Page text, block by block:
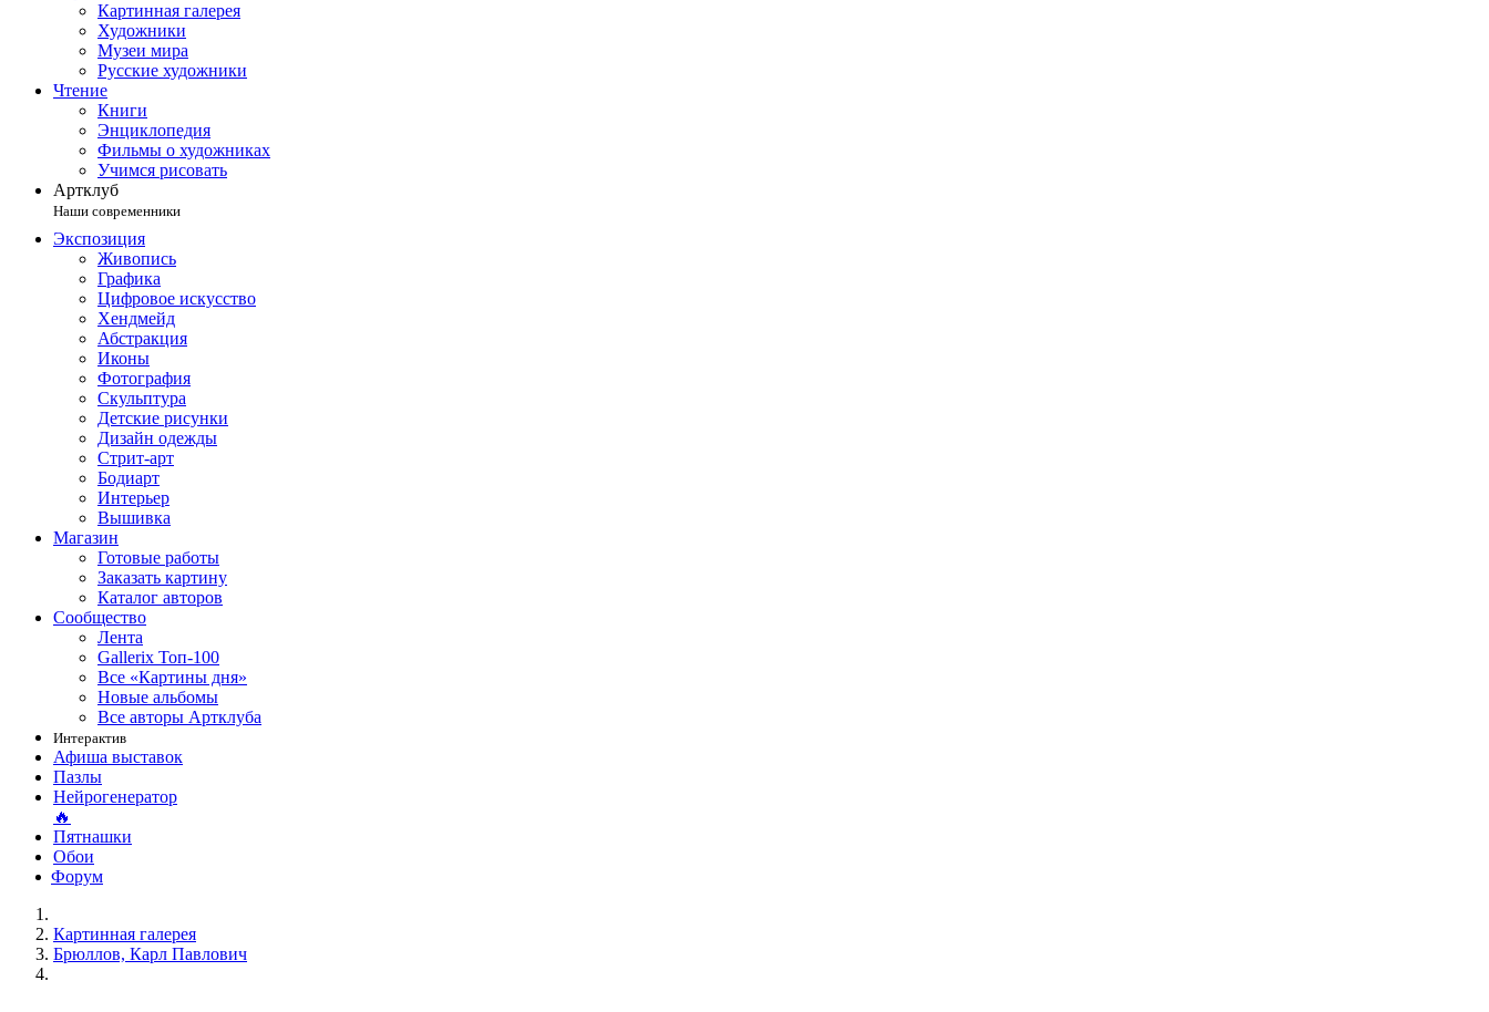
Картинная галерея
Художники
Музеи мира
Русские художники
Чтение
Книги
Энциклопедия
Фильмы о художниках
Учимся рисовать
Артклуб
Наши современники
Экспозиция
Живопись
Графика
Цифровое искусство
Хендмейд
Абстракция
Иконы
Фотография
Скульптура
Детские рисунки
Дизайн одежды
Стрит-арт
Бодиарт
Интерьер
Вышивка
Магазин
Готовые работы
Заказать картину
Каталог авторов
Сообщество
Лента
Gallerix Топ-100
Все «Картины дня»
Новые альбомы
Все авторы Артклуба
Интерактив
Афиша выставок
Пазлы
Нейрогенератор
🔥
Пятнашки
Обои
Форум
Картинная галерея
Брюллов, Карл Павлович